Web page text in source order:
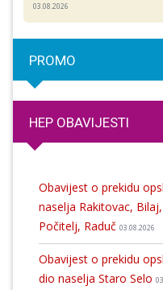
03.08.2026
PROMO
HEP OBAVIJESTI
Obavijest o prekidu
naselja Rakitovac,
Počitelj, Raduč 03.08.2026
Obavijest o prekidu
dio naselja Staro Selo